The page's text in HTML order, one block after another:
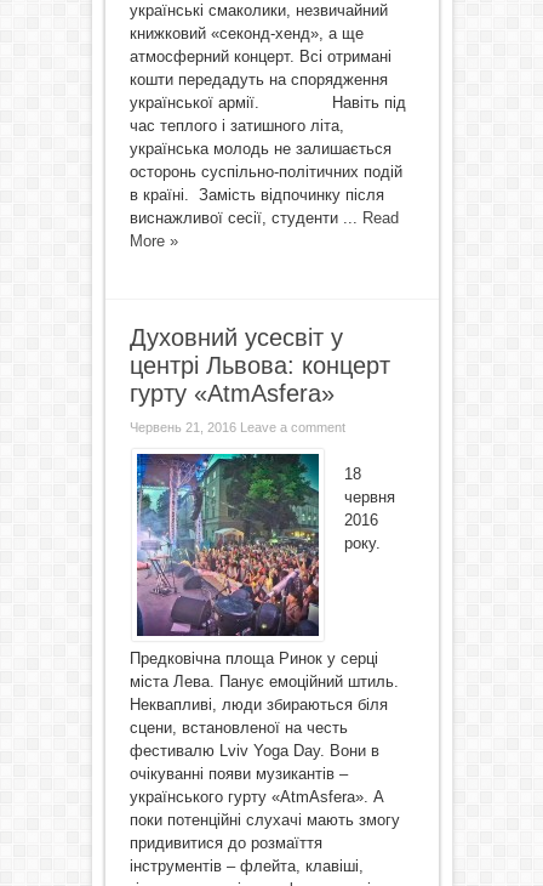
українські смаколики, незвичайний
книжковий «секонд-хенд», а ще
атмосферний концерт. Всі отримані
кошти передадуть на спорядження
української армії. Навіть під
час теплого і затишного літа,
українська молодь не залишається
осторонь суспільно-політичних подій
в країні. Замість відпочинку після
виснажливої сесії, студенти ... Read
More »
Духовний усесвіт у
центрі Львова: концерт
гурту «AtmAsfera»
Червень 21, 2016 Leave a comment
18
червня
2016
року.
Предковічна площа Ринок у серці
міста Лева. Панує емоційний штиль.
Неквапливі, люди збираються біля
сцени, встановленої на честь
фестивалю Lviv Yoga Day. Вони в
очікуванні появи музикантів –
українського гурту «AtmAsfera». А
поки потенційні слухачі мають змогу
придивитися до розмаїття
інструментів – флейта, клавіші,